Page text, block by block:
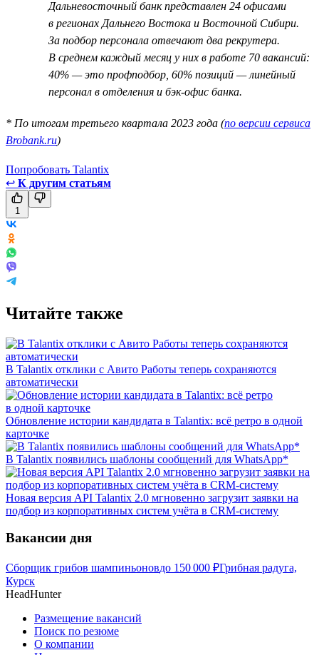
Дальневосточный банк представлен 24 офисами
в регионах Дальнего Востока и Восточной Сибири.
За подбор персонала отвечают два рекрутера.
В среднем каждый месяц у них в работе 70 вакансий:
40% — это профподбор, 60% позиций — линейный
персонал в отделения и бэк-офис банка.
* По итогам третьего квартала 2023 года (по версии сервиса
Brobank.ru)
Попробовать Talantix
↩ К другим статьям
1
Читайте также
В Talantix отклики с Авито Работы теперь сохраняются
автоматически
Обновление истории кандидата в Talantix: всё ретро в одной
карточке
В Talantix появились шаблоны сообщений для WhatsApp*
Новая версия API Talantix 2.0 мгновенно загрузит заявки на
подбор из корпоративных систем учёта в CRM-систему
Вакансии дня
Сборщик грибов шампиньоновдо 150 000 ₽Грибная радуга,
Курск
HeadHunter
Размещение вакансий
Поиск по резюме
О компании